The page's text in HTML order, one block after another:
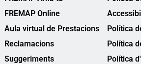
FREMAP Online
Aula virtual de Prestacions
Reclamacions
Suggeriments
Política
Política
Política